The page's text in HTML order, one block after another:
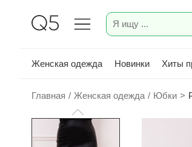
Женская одежда Новинки Хиты
Главная / Женская одежда / Юбки >